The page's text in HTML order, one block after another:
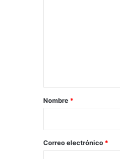
r
*
Nombre *
Correo electrónico *